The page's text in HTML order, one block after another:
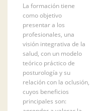
La formación tiene
como objetivo
presentar a los
profesionales, una
visión integrativa de la
salud, con un modelo
teórico práctico de
posturología y su
relación con la oclusión,
cuyos beneficios
principales son: